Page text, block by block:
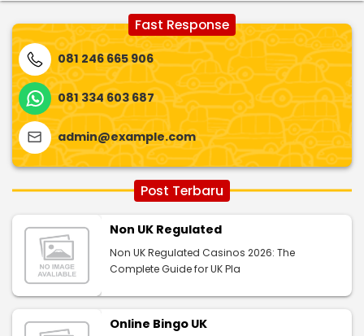
Fast Response
081 246 665 906
081 334 603 687
admin@example.com
Post Terbaru
Non UK Regulated
Non UK Regulated Casinos 2026: The
Complete Guide for UK Pla
Online Bingo UK